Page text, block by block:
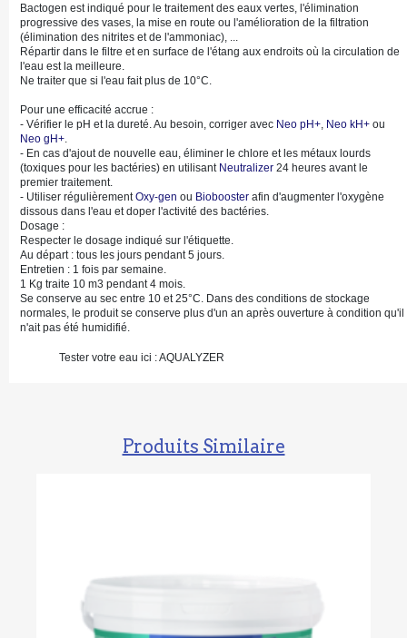
Bactogen est indiqué pour le traitement des eaux vertes, l'élimination
progressive des vases, la mise en route ou l'amélioration de la filtration
(élimination des nitrites et de l'ammoniac), ...
Répartir dans le filtre et en surface de l'étang aux endroits où la circulation de
l'eau est la meilleure.
Ne traiter que si l'eau fait plus de 10°C.
Pour une efficacité accrue :
- Vérifier le pH et la dureté. Au besoin, corriger avec Neo pH+ Neo kH+ ou
Neo gH+
- En cas d'ajout de nouvelle eau, éliminer le chlore et les métaux lourds
(toxiques pour les bactéries) en utilisant Neutralizer 24 heures avant le
premier traitement.
- Utiliser régulièrementOxy-gen ou Biobooster afin d'augmenter l'oxygène
dissous dans l'eau et doper l'activité des bactéries.
Dosage :
Respecter le dosage indiqué sur l'étiquette.
Au départ : tous les jours pendant 5 jours.
Entretien : 1 fois par semaine.
1 Kg traite 10 m3 pendant 4 mois.
Se conserve au sec entre 10 et 25°C. Dans des conditions de stockage
normales, le produit se conserve plus d'un an après ouverture à condition qu'il
n'ait pas été humidifié.
Tester votre eau ici : AQUALYZER
Produits Similaire